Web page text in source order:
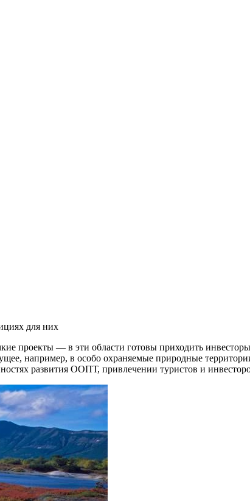
для них
проекты — в эти области готовы приходить
например, в особо охраняемые природные
развития ООПТ, привлечении туристов и